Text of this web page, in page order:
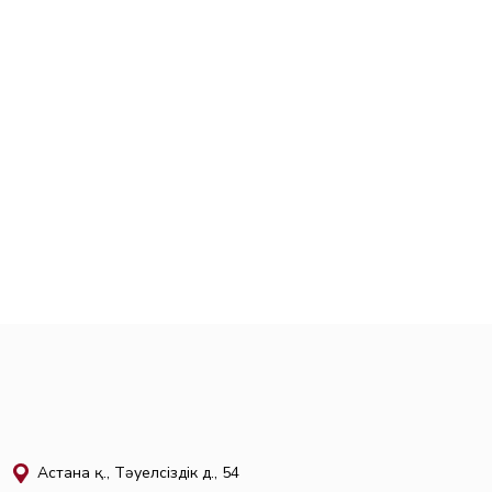
Астана қ., Тәуелсіздік д., 54